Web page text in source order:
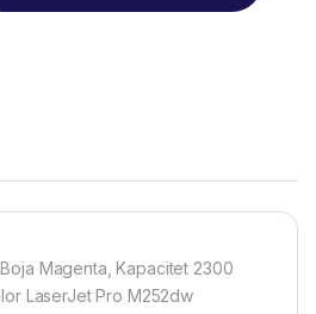
Magenta, Kapacitet 2300
LaserJet Pro M252dw